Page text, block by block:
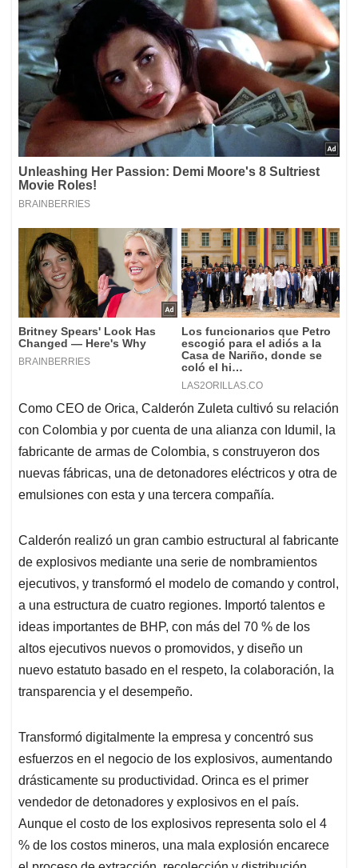
Como CEO de Orica, Calderón Zuleta cultivó su relación
con Colombia y por cuenta de una alianza con Idumil, la
fabricante de armas de Colombia, s construyeron dos
nuevas fábricas, una de detonadores eléctricos y otra de
emulsiones con esta y una tercera compañía.
Calderón realizó un gran cambio estructural al fabricante
de explosivos mediante una serie de nombramientos
ejecutivos, y transformó el modelo de comando y control,
a una estructura de cuatro regiones. Importó talentos e
ideas importantes de BHP, con más del 70 % de los
altos ejecutivos nuevos o promovidos, y diseño un
nuevo estatuto basado en el respeto, la colaboración, la
transparencia y el desempeño.
Transformó digitalmente la empresa y concentró sus
esfuerzos en el negocio de los explosivos, aumentando
drásticamente su productividad. Orinca es el primer
vendedor de detonadores y explosivos en el país.
Aunque el costo de los explosivos representa solo el 4
% de los costos mineros, una mala explosión encarece